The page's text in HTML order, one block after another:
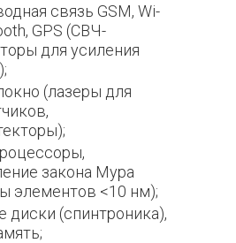
связь GSM, Wi-
GPS (СВЧ-
для усиления
(лазеры для
закона Мура
элементов <10 нм);
диски (спинтроника),